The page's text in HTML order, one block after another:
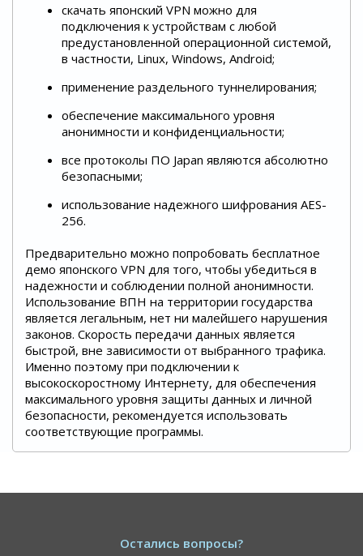
скачать японский VPN можно для
подключения к устройствам с любой
предустановленной операционной системой,
в частности, Linux, Windows, Android;
применение раздельного туннелирования;
обеспечение максимального уровня
анонимности и конфиденциальности;
все протоколы ПО Japan являются абсолютно
безопасными;
использование надежного шифрования АЕS-
256.
Предварительно можно попробовать бесплатное
демо японского VPN для того, чтобы убедиться в
надежности и соблюдении полной анонимности.
Использование ВПН на территории государства
является легальным, нет ни малейшего нарушения
законов. Скорость передачи данных является
быстрой, вне зависимости от выбранного трафика.
Именно поэтому при подключении к
высокоскоростному Интернету, для обеспечения
максимального уровня защиты данных и личной
безопасности, рекомендуется использовать
соответствующие программы.
Остались вопросы?